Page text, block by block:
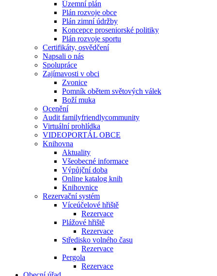
Územní plán
Plán rozvoje obce
Plán zimní údržby
Koncepce proseniorské politiky
Plán rozvoje sportu
Certifikáty, osvědčení
Napsali o nás
Spolupráce
Zajímavosti v obci
Zvonice
Pomník obětem světových válek
Boží muka
Ocenění
Audit familyfriendlycommunity
Virtuální prohlídka
VIDEOPORTÁL OBCE
Knihovna
Aktuality
Všeobecné informace
Výpůjční doba
Online katalog knih
Knihovnice
Rezervační systém
Víceúčelové hřiště
Rezervace
Plážové hřiště
Rezervace
Středisko volného času
Rezervace
Pergola
Rezervace